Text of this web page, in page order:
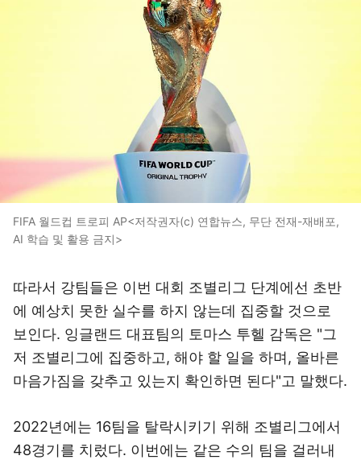
FIFA 월드컵 트로피 AP<저작권자(c) 연합뉴스, 무단 전재-재배포,
AI 학습 및 활용 금지>
따라서 강팀들은 이번 대회 조별리그 단계에선 초반
에 예상치 못한 실수를 하지 않는데 집중할 것으로
보인다. 잉글랜드 대표팀의 토마스 투헬 감독은 "그
저 조별리그에 집중하고, 해야 할 일을 하며, 올바른
마음가짐을 갖추고 있는지 확인하면 된다"고 말했다.
2022년에는 16팀을 탈락시키기 위해 조별리그에서
48경기를 치렀다. 이번에는 같은 수의 팀을 걸러내